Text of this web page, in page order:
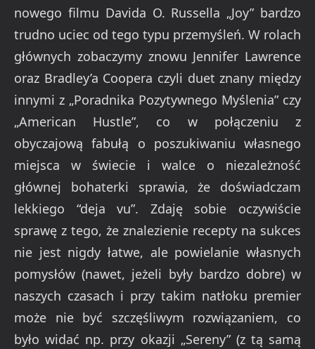
nowego filmu Davida O. Russella „Joy” bardzo
trudno uciec od tego typu przemyśleń. W rolach
głównych zobaczymy znowu Jennifer Lawrence
oraz Bradley’a Coopera czyli duet znany między
innymi z „Poradnika Pozytywnego Myślenia” czy
„American Hustle”, co w połączeniu z
obyczajową fabułą o poszukiwaniu własnego
miejsca w świecie i walce o niezależność
głównej bohaterki sprawia, że doświadczam
lekkiego “deja vu”. Zdaję sobie oczywiście
sprawę z tego, że znalezienie recepty na sukces
nie jest nigdy łatwe, ale powielanie własnych
pomysłów (nawet, jeżeli były bardzo dobre) w
naszych czasach i przy takim natłoku premier
może nie być szczęśliwym rozwiązaniem, co
było widać np. przy okazji „Sereny” (z tą samą